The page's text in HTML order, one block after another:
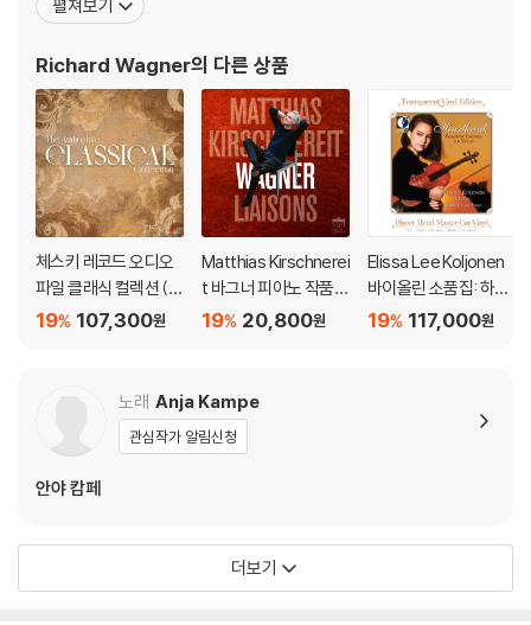
1) 4K UHD 디스크는 대용량의 데이터 전송이 필요하므로 4K전용 플레
이어를 사용하셔야 합니다. 더불어 플레이어 소프트웨어 최신 버전의 업데
이트, 대용량 케이블 사용이 필수입니다.
2) 3D 블루레이는 전용 플레이어와 3D 지원 TV를 통해서만 재생 가능합
니다.
1) 제작/배송 과정에서 경미한 아웃케이스 주름, 모서리 눌림 및 갈라짐이
발생할 수 있습니다. 반품을 원하실 경우 미개봉 상태로 문의 부탁드립니
3) 렌티큘러 스틸북의 경우, 보호필름이 붙어 판매되기도 합니다. 보호필
름 손상에 의한 교환/반품은 불가합니다.
4) 본품 보호를 위해 노란색의 카톤 박스로 재포장한 경우, 카톤박스 손상
에 의한 교환/반품은 불가합니다.
인을 위해 개봉 시의 동영상을 요청할 수 있으며, 동영상이 없는 경우 교
환/반품이 제한될 수 있습니다.
장르를 창시하였다. 활동후기에는 풍부한 반음계적 음악언어를 발전
도록 하는 견인차 역할을 했다. 또한 본인
펼쳐보기
Richard Wagner의 다른 상품
체스키 레코드 오디오
파일 클래식 컬렉션 (T
he Audiophile Classi
107,300원
19%
Matthias Kirschnerei
t 바그너 피아노 작품
(Wagner Liaisons)
20,800원
19%
Elissa Lee Koljonen
바이올린 소품집: 하트
브레이크 (Heartbrea
117,000원
19%
노래 Anja Kampe
관심작가 알림신청
안야 캄페
더보기